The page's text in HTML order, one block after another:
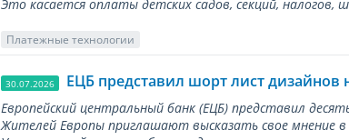
Это касается оплаты детских садов, секций, налогов,
Платежные технологии
30.07.2026 ЕЦБ представил шорт лист дизайнов
Европейский центральный банк (ЕЦБ) представил
Жителей Европы приглашают высказать свое мнение